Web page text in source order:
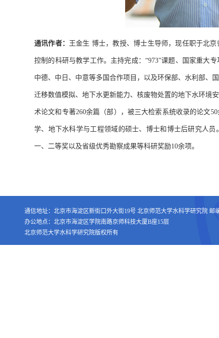
通讯作者： 王金生 博士，教授、博士生导师，现任职于北
控制的科研与教学工作。主持完成：“973”课题、国家重大
中德、中日、中意等多国合作项目，以及环保部、水利部、
迁移数值模拟、地下水更新能力、核废物处置的地下水环境
术论文和专著260余篇（部），被三大检索系统收录的论文50
学、地下水科学与工程领域的硕士、博士和博士后研究人
一、二等奖以及省级优秀勘察成果等科研奖励10余项。
通信地址：北京市海淀区新街口外大街19号 北京师范大学水科学研究院 邮
办公地点：北京市海淀区学院南路京师科技大厦B座15层
北京师范大学水科学研究院版权所有